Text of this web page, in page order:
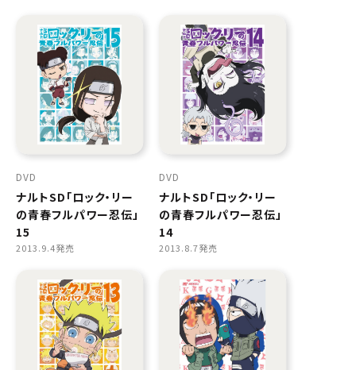
DVD
ナルトSD「ロック・リー
の青春フルパワー忍伝」
15
2013.9.4発売
DVD
ナルトSD「ロック・リー
の青春フルパワー忍伝」
14
2013.8.7発売